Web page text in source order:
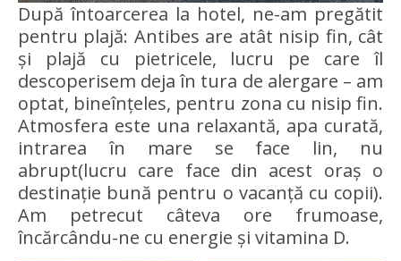
După întoarcerea la hotel, ne-am pregătit
pentru plajă: Antibes are atât nisip fin, cât
și plajă cu pietricele, lucru pe care îl
descoperisem deja în tura de alergare – am
optat, bineînțeles, pentru zona cu nisip fin.
Atmosfera este una relaxantă, apa curată,
intrarea în mare se face lin, nu
abrupt(lucru care face din acest oraș o
destinație bună pentru o vacanță cu copii).
Am petrecut câteva ore frumoase,
încărcându-ne cu energie și vitamina D.